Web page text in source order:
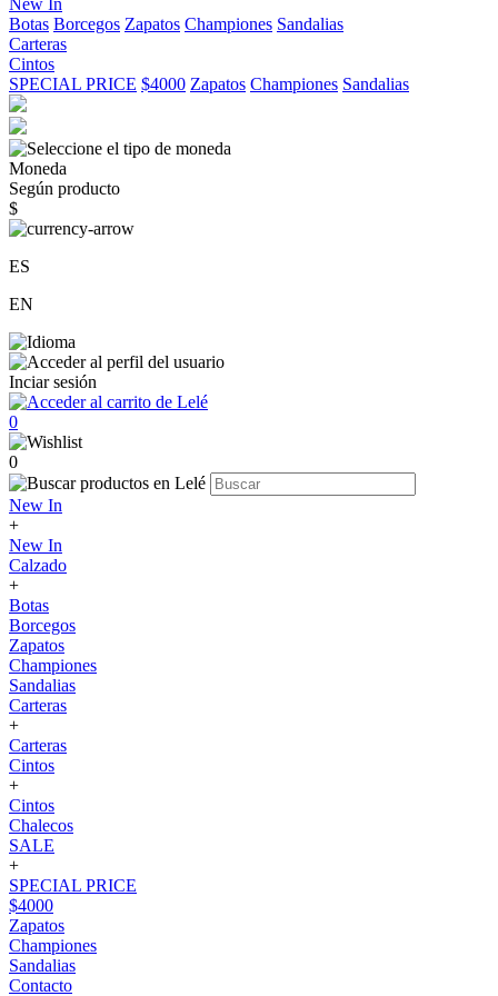
New In
Botas Borcegos Zapatos Championes Sandalias
Carteras
Cintos
SPECIAL PRICE $4000 Zapatos Championes Sandalias
Moneda
Según producto
$
ES
EN
Inciar sesión
0
0
New In
+
New In
Calzado
+
Botas
Borcegos
Zapatos
Championes
Sandalias
Carteras
+
Carteras
Cintos
+
Cintos
Chalecos
SALE
+
SPECIAL PRICE
$4000
Zapatos
Championes
Sandalias
Contacto